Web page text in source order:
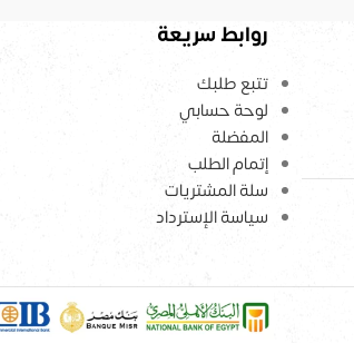
روابط سريعة
تتبع طلبك
لوحة حسابي
المفضلة
إتمام الطلب
سلة المشتريات
سياسة الإسترداد